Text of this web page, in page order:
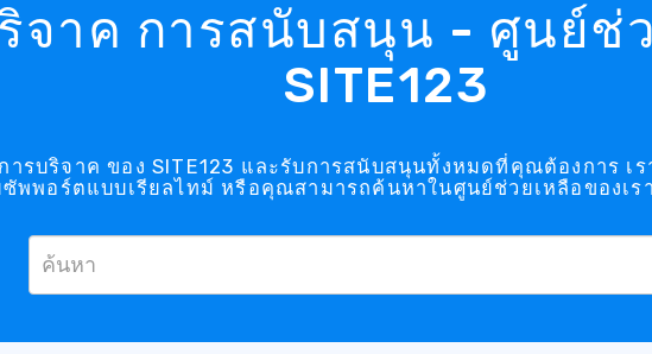
จาค การสนับสนุน - ศูนย์ช่
SITE123
การบริจาค ของ SITE123 และรับการสนับสนุนทั้งหมดที่คุณต้องการ เ
พพอร์ตแบบเรียลไทม์ หรือคุณสามารถค้นหาในศูนย์ช่วยเหลือของเร